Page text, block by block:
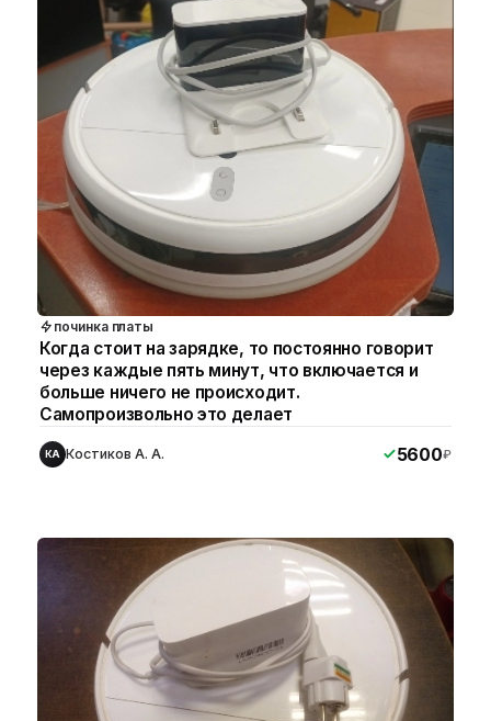
починка платы
Когда стоит на зарядке, то постоянно говорит
через каждые пять минут, что включается и
больше ничего не происходит.
Самопроизвольно это делает
КА Костиков А. А. 5600₽